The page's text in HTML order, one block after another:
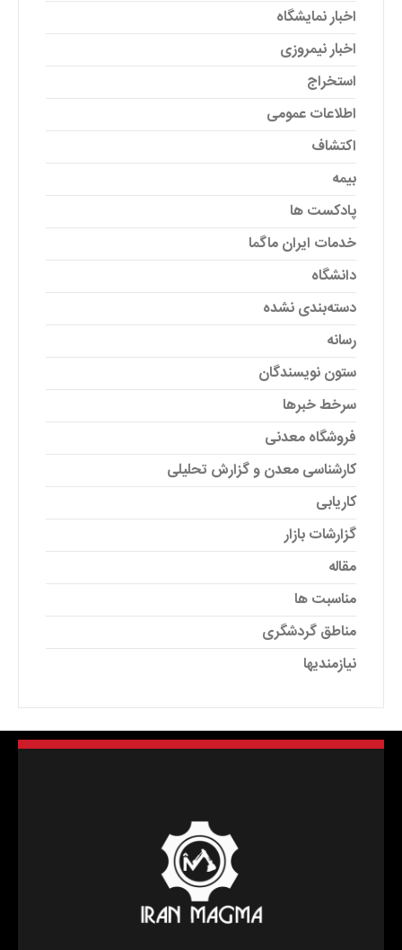
اخبار نمایشگاه
اخبار نیمروزی
استخراج
اطلاعات عمومی
اکتشاف
بیمه
پادکست ها
خدمات ایران ماگما
دانشگاه
دسته‌بندی نشده
رسانه
ستون نویسندگان
سرخط خبرها
فروشگاه معدنی
کارشناسی معدن و گزارش تحلیلی
کاریابی
گزارشات بازار
مقاله
مناسبت ها
مناطق گردشگری
نیازمندیها